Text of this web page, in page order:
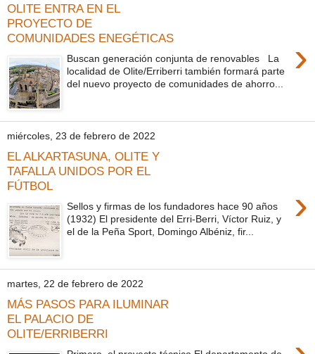
OLITE ENTRA EN EL
PROYECTO DE
COMUNIDADES ENEGÉTICAS
›
Buscan generación conjunta de renovables La
localidad de Olite/Erriberri también formará parte
del nuevo proyecto de comunidades de ahorro...
miércoles, 23 de febrero de 2022
EL ALKARTASUNA, OLITE Y
TAFALLA UNIDOS POR EL
FÚTBOL
›
Sellos y firmas de los fundadores hace 90 años
(1932) El presidente del Erri-Berri, Víctor Ruiz, y
el de la Peña Sport, Domingo Albéniz, fir...
martes, 22 de febrero de 2022
MÁS PASOS PARA ILUMINAR
EL PALACIO DE
OLITE/ERRIBERRI